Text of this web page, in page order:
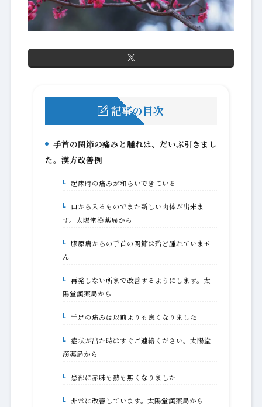
記事の目次
1.
手首の関節の痛みと腫れは、だいぶ引きまし
た。漢方改善例
1-1.起床時の痛みが和らいできている
1-1-1.
口から入るものでまた新しい肉体が出来ま
す。太陽堂漢薬局から
1-2.膠原病からの手首の関節は殆ど腫れていませ
ん
1-2-1.
再発しない所まで改善するようにします。太
陽堂漢薬局から
1-3.手足の痛みは以前よりも良くなりました
1-3-1.
症状が出た時はすぐご連絡ください。太陽堂
漢薬局から
1-4.患部に赤味も熱も無くなりました
1-4-1.
非常に改善しています。太陽堂漢薬局から